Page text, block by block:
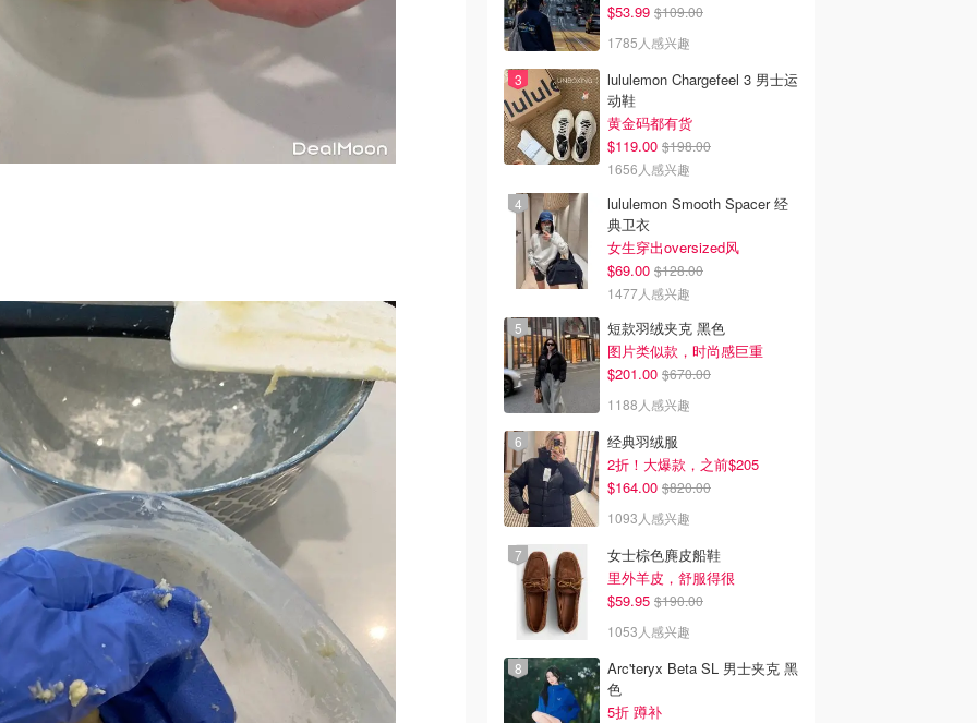
$53.99 $109.00
1785人感兴趣
lululemon Chargefeel 3 男士运
动鞋
黄金码都有货
$119.00 $198.00
1656人感兴趣
lululemon Smooth Spacer 经
典卫衣
女生穿出oversized风
$69.00 $128.00
1477人感兴趣
短款羽绒夹克 黑色
图片类似款，时尚感巨重
$201.00 $670.00
1188人感兴趣
经典羽绒服
2折！大爆款，之前$205
$164.00 $820.00
1093人感兴趣
女士棕色麂皮船鞋
里外羊皮，舒服得很
$59.95 $190.00
1053人感兴趣
Arc'teryx Beta SL 男士夹克 黑
色
5折 蹲补